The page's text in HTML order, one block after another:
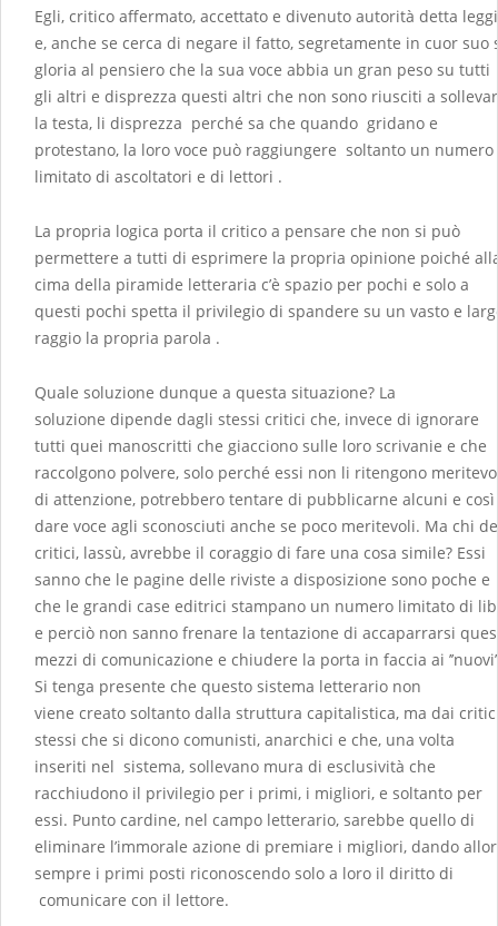
Egli, critico affermato, accettato e divenuto autorità detta leggi
e, anche se cerca di negare il fatto, segretamente in cuor suo
gloria al pensiero che la sua voce abbia un gran peso su tutti
gli altri e disprezza questi altri che non sono riusciti a
la testa, li disprezza perché sa che quando gridano e
protestano, la loro voce può raggiungere soltanto un numero
limitato di ascoltatori e di lettori .
La propria logica porta il critico a pensare che non si può
permettere a tutti di esprimere la propria opinione poiché
cima della piramide letteraria c’è spazio per pochi e solo a
questi pochi spetta il privilegio di spandere su un vasto e
raggio la propria parola .
Quale soluzione dunque a questa situazione? La
soluzione dipende dagli stessi critici che, invece di ignorare
tutti quei manoscritti che giacciono sulle loro scrivanie e che
raccolgono polvere, solo perché essi non li ritengono
di attenzione, potrebbero tentare di pubblicarne alcuni e così
dare voce agli sconosciuti anche se poco meritevoli. Ma chi
critici, lassù, avrebbe il coraggio di fare una cosa simile? Essi
sanno che le pagine delle riviste a disposizione sono poche e
che le grandi case editrici stampano un numero limitato di
e perciò non sanno frenare la tentazione di accaparrarsi
mezzi di comunicazione e chiudere la porta in faccia ai
Si tenga presente che questo sistema letterario non
viene creato soltanto dalla struttura capitalistica, ma dai
stessi che si dicono comunisti, anarchici e che, una volta
inseriti nel sistema, sollevano mura di esclusività che
racchiudono il privilegio per i primi, i migliori, e soltanto per
essi. Punto cardine, nel campo letterario, sarebbe quello di
eliminare l’immorale azione di premiare i migliori, dando
sempre i primi posti riconoscendo solo a loro il diritto di
comunicare con il lettore.